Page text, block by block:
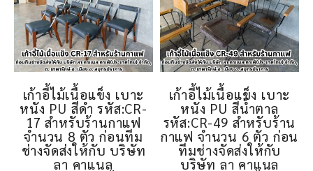
เก้าอี้ไม้เนื้อแข็ง เบาะ
หนัง PU สีดำ รหัส:CR-
17 สำหรับร้านกาแฟ
จำนวน 8 ตัว ก่อนทีม
ช่างจัดส่งให้กับ บริษัท
ลา คาแนล
เก้าอี้ไม้เนื้อแข็ง เบาะ
หนัง PU สีน้ำตาล
รหัส:CR-49 สำหรับร้าน
กาแฟ จำนวน 6 ตัว ก่อน
ทีมช่างจัดส่งให้กับ
บริษัท ลา คาแนล